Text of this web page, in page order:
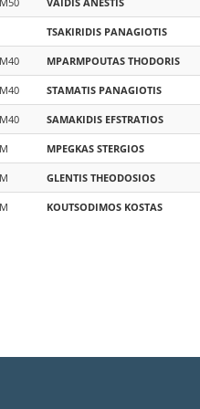
TSAKIRIDIS PANAGIOTIS
M40 MPARMPOUTAS THODORIS
M40 STAMATIS PANAGIOTIS
M40 SAMAKIDIS EFSTRATIOS
M MPEGKAS STERGIOS
M GLENTIS THEODOSIOS
M KOUTSODIMOS KOSTAS